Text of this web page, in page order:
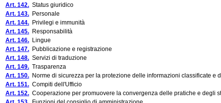
Art. 142. Status giuridico
Art. 143. Personale
Art. 144. Privilegi e immunità
Art. 145. Responsabilità
Art. 146. Lingue
Art. 147. Pubblicazione e registrazione
Art. 148. Servizi di traduzione
Art. 149. Trasparenza
Art. 150. Norme di sicurezza per la protezione delle informazioni classificate e
Art. 151. Compiti dell'Ufficio
Art. 152. Cooperazione per promuovere la convergenza delle pratiche e degli